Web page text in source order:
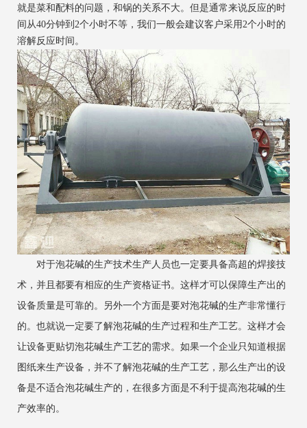
就是菜和配料的问题，和锅的关系不大。但是通常来说反应的时
间从40分钟到2个小时不等，我们一般会建议客户采用2个小时的
溶解反应时间。
对于泡花碱的生产技术生产人员也一定要具备高超的焊接技
术，并且都要有相应的生产资格证书。这样才可以保障生产出的
设备质量是可靠的。另外一个方面是要对泡花碱的生产非常懂行
的。也就说一定要了解泡花碱的生产过程和生产工艺。这样才会
让设备更贴切泡花碱生产工艺的需求。如果一个企业只知道根据
图纸来生产设备，并不了解泡花碱的生产工艺，那么生产出的设
备是不适合泡花碱生产的，在很多方面是不利于提高泡花碱的生
产效率的。